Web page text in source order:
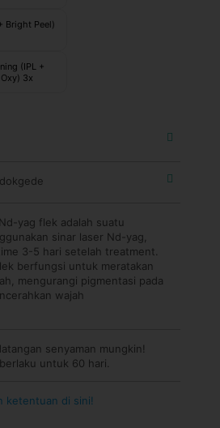
Bright Peel)
(IPL +
3x
yag flek adalah suatu
sinar laser Nd-yag,
3-5 hari setelah treatment.
berfungsi untuk meratakan
mengurangi pigmentasi pada
wajah
senyaman mungkin!
untuk 60 hari.
ketentuan di sini!